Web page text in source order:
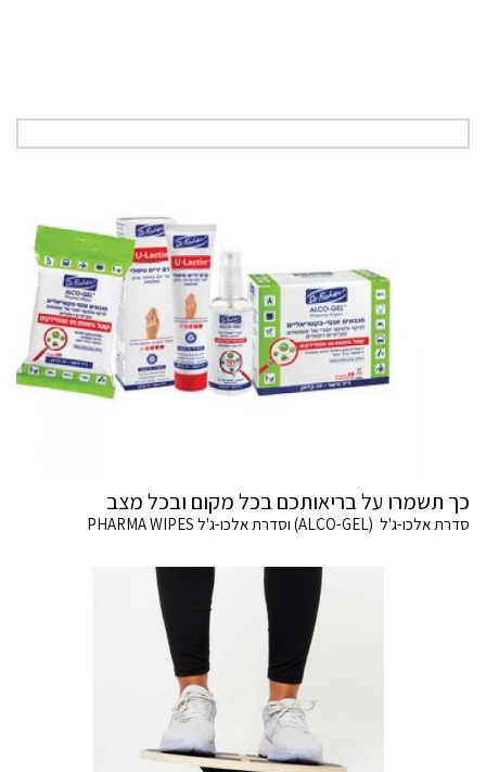
כך תשמרו על בריאותכם בכל מקום ובכל מצב
סדרת אלכו-ג'ל (ALCO-GEL) וסדרת אלכו-ג'ל PHARMA WIPES